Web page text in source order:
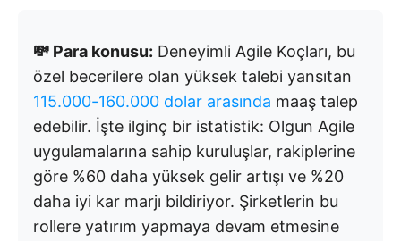
💸 Para konusu: Deneyimli Agile Koçları, bu
özel becerilere olan yüksek talebi yansıtan
115.000-160.000 dolar arasında maaş talep
edebilir. İşte ilginç bir istatistik: Olgun Agile
uygulamalarına sahip kuruluşlar, rakiplerine
göre %60 daha yüksek gelir artışı ve %20
daha iyi kar marjı bildiriyor. Şirketlerin bu
rollere yatırım yapmaya devam etmesine